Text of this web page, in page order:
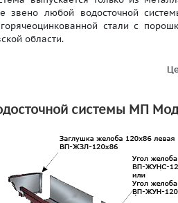
звено любой водосточной
стали с
области.
системы МП